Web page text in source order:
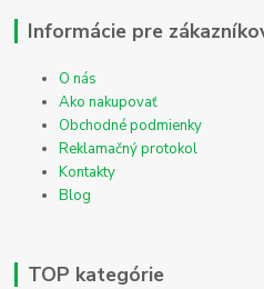
Informácie pre
O nás
Ako nakupovať
Obchodné podmienky
Reklamačný protokol
Kontakty
Blog
TOP kategórie